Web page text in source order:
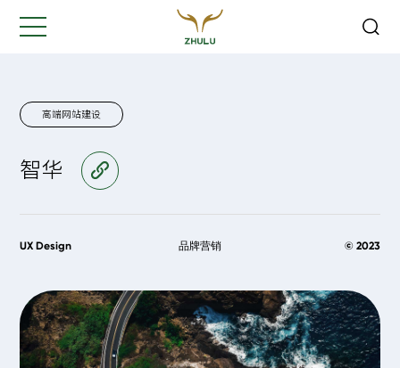
高端网站建设
智华
UX Design 品牌营销 © 2023
是我们最重要的工作之一...
您的姓名:*
联系方式:*
您的需求: